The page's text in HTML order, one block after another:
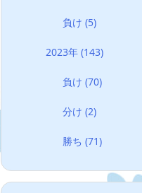
負け(5)
2023年 (143)
負け(70)
分け(2)
勝ち(71)